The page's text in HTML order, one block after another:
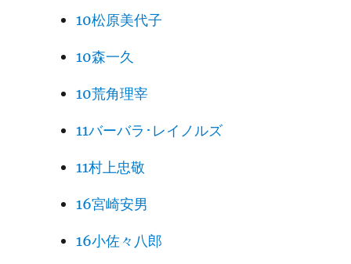
10松原美代子
10森一久
10荒角理宰
11バーバラ･レイノルズ
11村上忠敬
16宮崎安男
16小佐々八郎